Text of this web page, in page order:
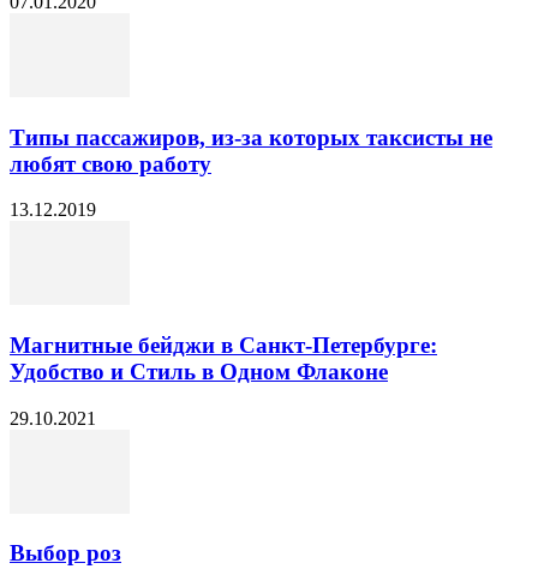
Типы пассажиров, из-за которых таксисты не
любят свою работу
13.12.2019
Магнитные бейджи в Санкт-Петербурге:
Удобство и Стиль в Одном Флаконе
29.10.2021
Выбор роз